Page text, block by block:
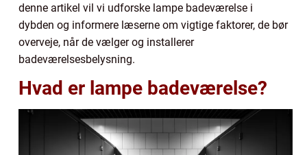
denne artikel vil vi udforske lampe badeværelse i
dybden og informere læserne om vigtige faktorer, de bør
overveje, når de vælger og installerer
badeværelsesbelysning.
Hvad er lampe badeværelse?